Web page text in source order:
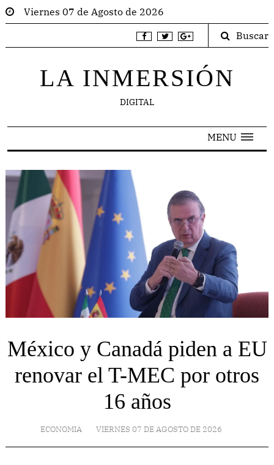
Viernes 07 de Agosto de 2026
Buscar
LA INMERSIÓN
DIGITAL
MENU
México y Canadá piden a EU
renovar el T-MEC por otros
16 años
ECONOMIA VIERNES 07 DE AGOSTO DE 2026